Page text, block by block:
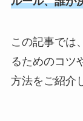
この記事では
るためのコツ
方法をご紹介